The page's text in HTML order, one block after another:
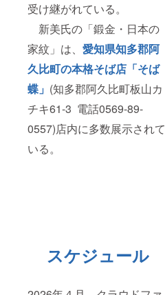
受け継がれている。
新美氏の「鍛金・日本の
家紋」は、 愛知県知多郡阿
久比町の本格そば店「そば
蝶」 (知多郡阿久比町板山カ
チキ61-3 電話0569-89-
0557)店内に多数展示されて
いる。
スケジュール